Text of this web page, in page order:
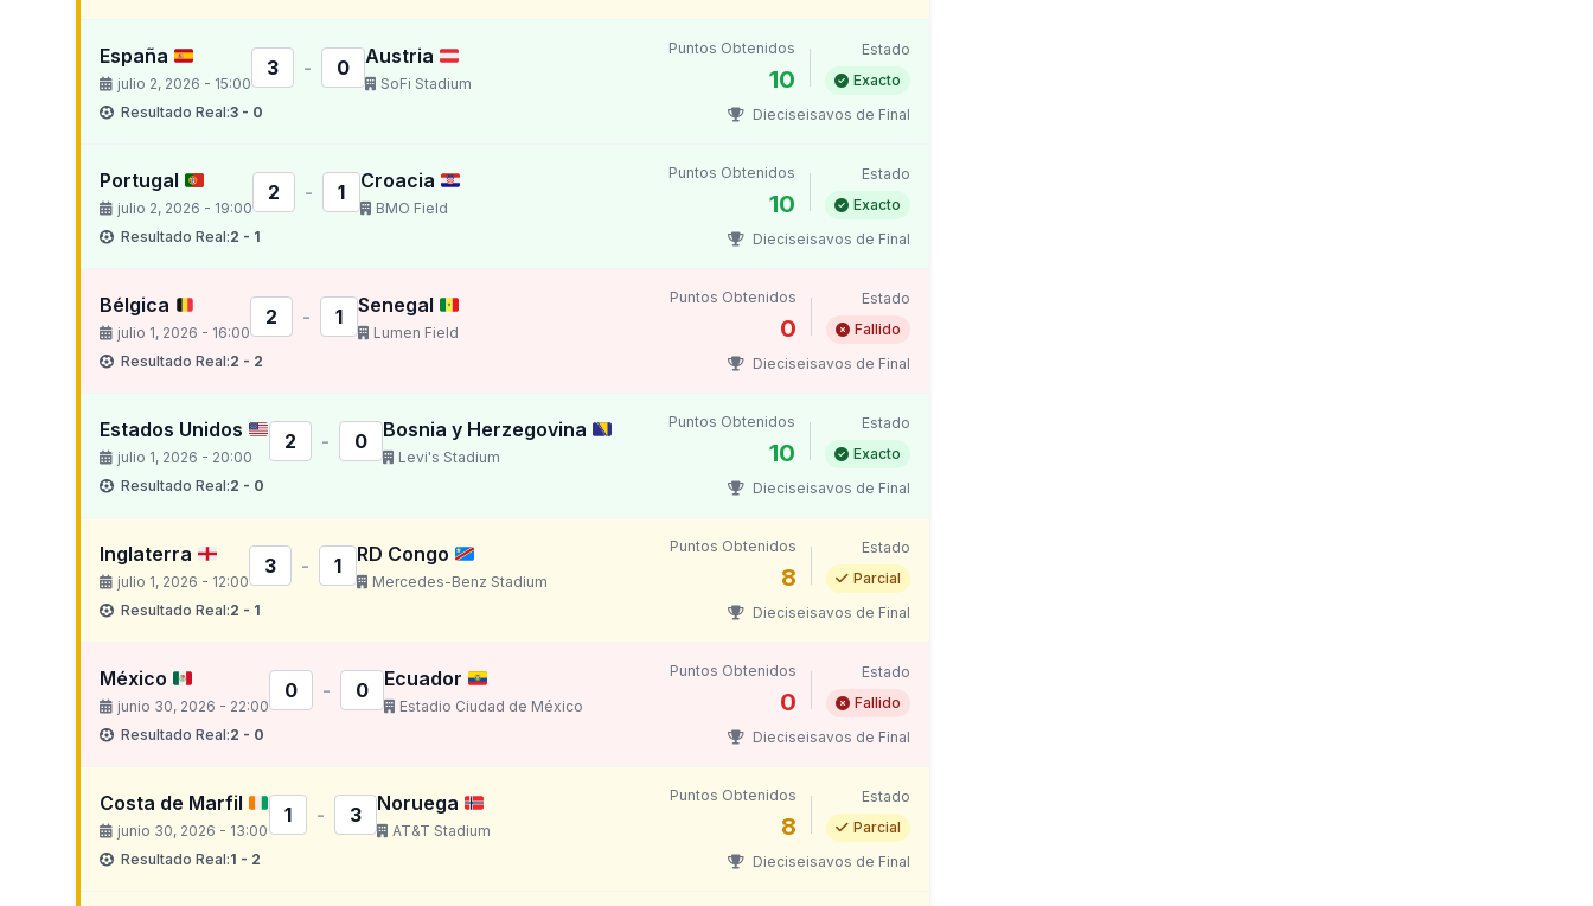
España
julio 2, 2026 - 15:00
3 - 0 Austria
SoFi Stadium
Resultado Real:3 - 0
Puntos Obtenidos
10
Estado
Exacto
Dieciseisavos de Final
Portugal
julio 2, 2026 - 19:00
2 - 1 Croacia
BMO Field
Resultado Real:2 - 1
Puntos Obtenidos
10
Estado
Exacto
Dieciseisavos de Final
Bélgica
julio 1, 2026 - 16:00
2 - 1 Senegal
Lumen Field
Resultado Real:2 - 2
Puntos Obtenidos
0
Estado
Fallido
Dieciseisavos de Final
Estados Unidos
julio 1, 2026 - 20:00
2 - 0 Bosnia y Herzegovina
Levi's Stadium
Resultado Real:2 - 0
Puntos Obtenidos
10
Estado
Exacto
Dieciseisavos de Final
Inglaterra
julio 1, 2026 - 12:00
3 - 1 RD Congo
Mercedes-Benz Stadium
Resultado Real:2 - 1
Puntos Obtenidos
8
Estado
Parcial
Dieciseisavos de Final
México
junio 30, 2026 - 22:00
0 - 0 Ecuador
Estadio Ciudad de México
Resultado Real:2 - 0
Puntos Obtenidos
0
Estado
Fallido
Dieciseisavos de Final
Costa de Marfil
junio 30, 2026 - 13:00
1 - 3 Noruega
AT&T Stadium
Resultado Real:1 - 2
Puntos Obtenidos
8
Estado
Parcial
Dieciseisavos de Final